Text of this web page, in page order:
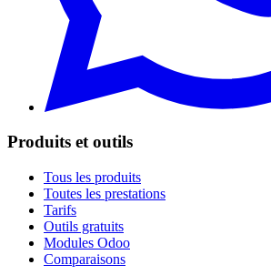
Produits et outils
Tous les produits
Toutes les prestations
Tarifs
Outils gratuits
Modules Odoo
Comparaisons